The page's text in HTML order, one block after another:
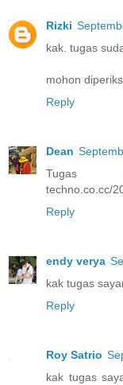
Rizki
kak. tugas
mohon
Reply
Dean
Tugas
techno.co.cc/
Reply
endy verya
kak tugas
Reply
Roy Satrio
kak tugas